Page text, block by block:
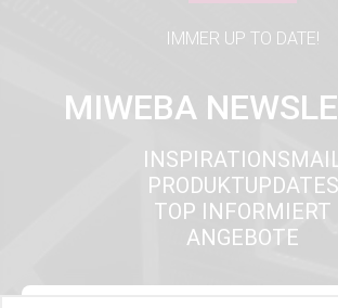
IMMER UP TO DATE!
MIWEBA
PRODUKTUPDATES
TOP INFORMIERT
ANGEBOTE